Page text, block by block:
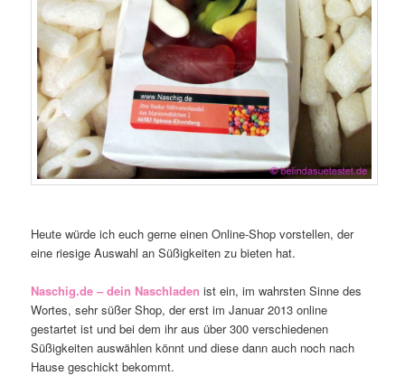
Heute würde ich euch gerne einen Online-Shop vorstellen, der
eine riesige Auswahl an Süßigkeiten zu bieten hat.
Naschig.de – dein Naschladen ist ein, im wahrsten Sinne des
Wortes, sehr süßer Shop, der erst im Januar 2013 online
gestartet ist und bei dem ihr aus über 300 verschiedenen
Süßigkeiten auswählen könnt und diese dann auch noch nach
Hause geschickt bekommt.